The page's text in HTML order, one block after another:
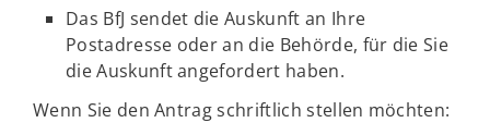
Das BfJ sendet die Auskunft an Ihre
Postadresse oder an die Behörde, für die Sie
die Auskunft angefordert haben.
Wenn Sie den Antrag schriftlich stellen möchten: